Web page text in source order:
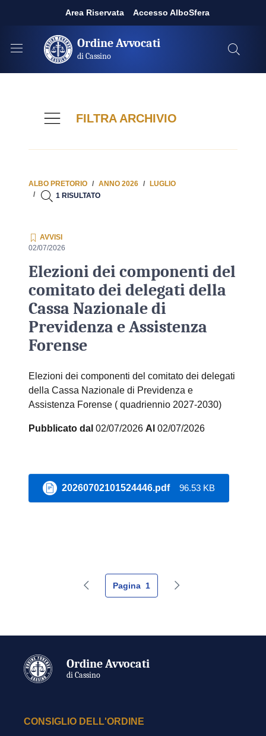
Area Riservata Accesso AlboSfera
Ordine Avvocati
di Cassino
FILTRA ARCHIVIO
ALBO PRETORIO ANNO 2026
LUGLIO
1 RISULTATO
AVVISI
02/07/2026
Elezioni dei componenti del
comitato dei delegati della
Cassa Nazionale di
Previdenza e Assistenza
Forense
Elezioni dei componenti del comitato dei delegati
della Cassa Nazionale di Previdenza e
Assistenza Forense ( quadriennio 2027-2030)
Pubblicato dal 02/07/2026 Al 02/07/2026
20260702101524446.pdf 96.53 KB
Pagina precedente
Pagina 1
Pagina successiva
Ordine Avvocati
di Cassino
CONSIGLIO DELL'ORDINE